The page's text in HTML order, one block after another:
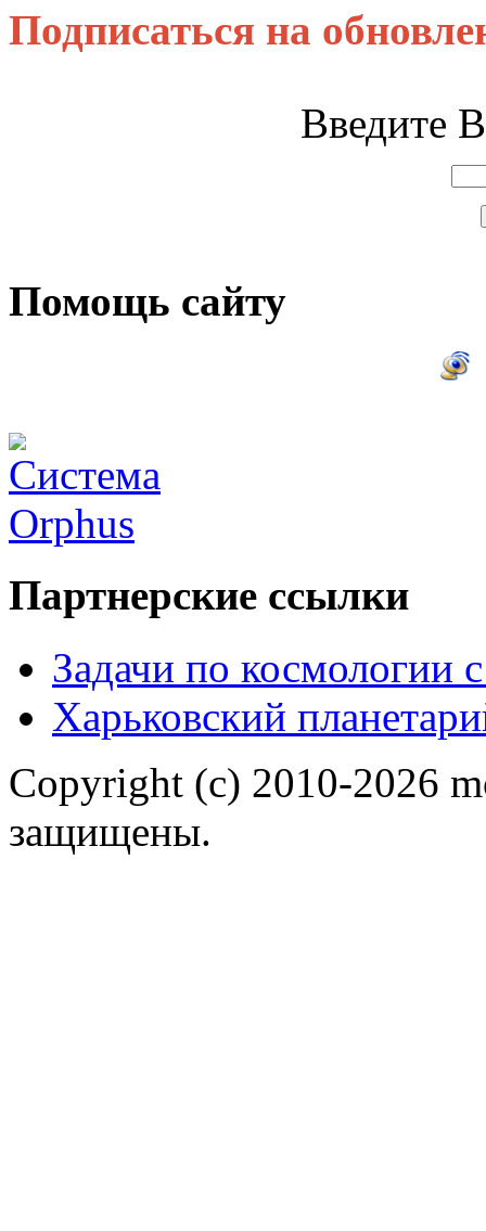
Подписаться на
Введите
Помощь сайту
Партнерские ссылки
Задачи по космологии
Харьковский
Copyright (c) 2010-2026
защищены.